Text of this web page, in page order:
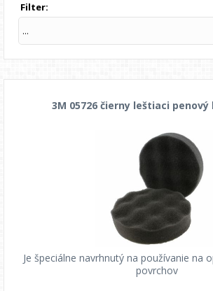
Filter:
...
3M 05726 čierny leštiaci penový
Je špeciálne navrhnutý na používanie na
povrchov